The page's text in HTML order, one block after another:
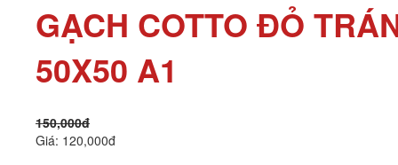
GẠCH COTTO ĐỎ
50X50 A1
150,000đ
Giá: 120,000đ